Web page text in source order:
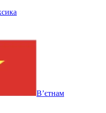
В’єтнам